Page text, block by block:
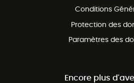
Conditions
Protection des
Paramètres des
Encore plus